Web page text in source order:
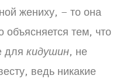
жениху, – то она
тем, что
для кидушин, не
ведь никакие